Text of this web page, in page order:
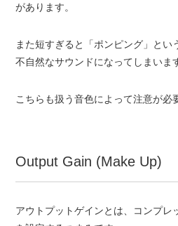
があります。
また短すぎると「ポンピング」とい
不自然なサウンドになってしまいま
こちらも扱う音色によって注意が必
Output Gain (Make Up)
アウトプットゲインとは、コンプレ